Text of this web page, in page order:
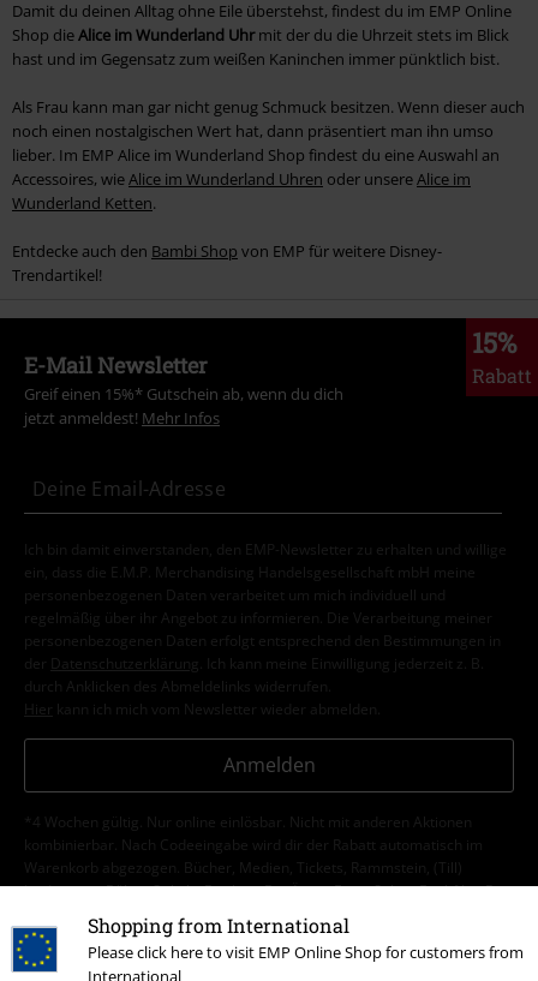
Shopping from International
Please click here to visit EMP Online Shop for customers from
International
Damit du deinen Alltag ohne Eile überstehst, findest du im EMP Online
Shop dieAlice im Wunderland Uhrmit der du die Uhrzeit stets im Blick
hast und im Gegensatz zum weißen Kaninchen immer pünktlich bist.
Als Frau kann man gar nicht genug Schmuck besitzen. Wenn dieser auch
noch einen nostalgischen Wert hat, dann präsentiert man ihn umso
lieber. Im EMP Alice im Wunderland Shop findest du eine Auswahl an
Accessoires, wieAlice im Wunderland Uhren oder unsereAlice im
Wunderland Ketten.
Entdecke auch den Bambi Shop von EMP für weitere Disney-
Trendartikel!
15%
Rabatt
E-Mail Newsletter
Greif einen 15%* Gutschein ab, wenn du dich
jetzt anmeldest! Mehr Infos
Ich bin damit einverstanden, den EMP-Newsletter zu erhalten und willige
ein, dass die E.M.P. Merchandising Handelsgesellschaft mbH meine
personenbezogenen Daten verarbeitet um mich individuell und
regelmäßig über ihr Angebot zu informieren. Die Verarbeitung meiner
personenbezogenen Daten erfolgt entsprechend den Bestimmungen in
der
Datenschutzerklärung
. Ich kann meine Einwilligung jederzeit z. B.
durch Anklicken des Abmeldelinks widerrufen.
Hier kann ich mich vom Newsletter wieder abmelden.
Anmelden
*4 Wochen gültig. Nur online einlösbar. Nicht mit anderen Aktionen
kombinierbar. Nach Codeeingabe wird dir der Rabatt automatisch im
Warenkorb abgezogen. Bücher, Medien, Tickets, Rammstein, (Till)
Lindemann, Böhse Onkelz, Broilers, Die Ärzte, Feine Sahne Fischfilet, Die
Toten Hosen, Gutscheine & Artikel, die einen Spendenbeitrag beinhalten,
sind von der Aktion ausgeschlossen.